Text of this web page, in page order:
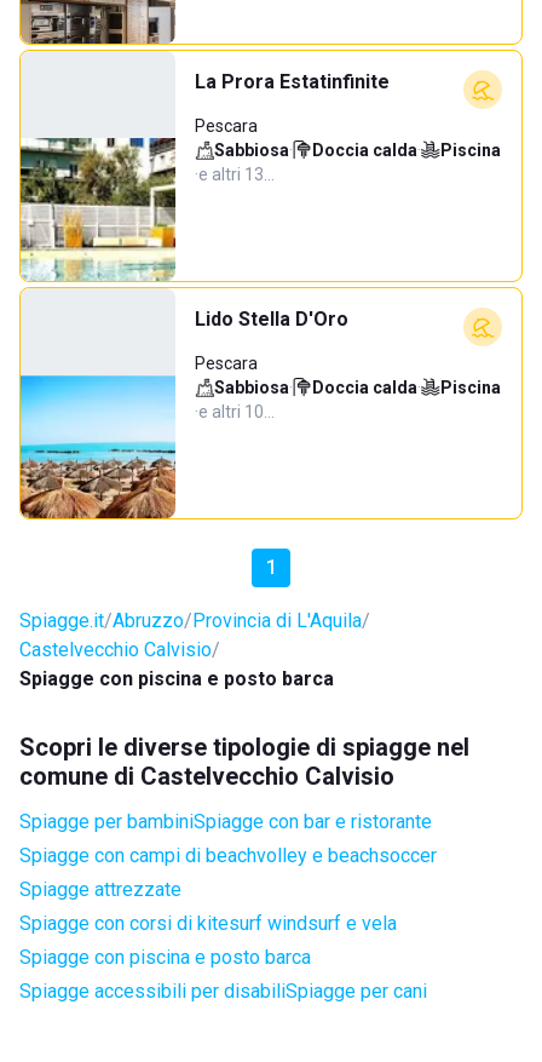
La Prora Estatinfinite
Pescara
Sabbiosa· Doccia calda·
Piscina
·e altri 13…
Lido Stella D'Oro
Pescara
Sabbiosa· Doccia calda·
Piscina
·e altri 10…
1
Spiagge.it Abruzzo Provincia di L'Aquila
Castelvecchio Calvisio
Spiagge con piscina e posto barca
Scopri le diverse tipologie di spiagge nel
comune di Castelvecchio Calvisio
Spiagge per bambiniSpiagge con bar e ristorante
Spiagge con campi di beachvolley e beachsoccer
Spiagge attrezzate
Spiagge con corsi di kitesurf windsurf e vela
Spiagge con piscina e posto barca
Spiagge accessibili per disabiliSpiagge per cani